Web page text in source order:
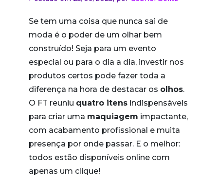
Se tem uma coisa que nunca sai de
moda é o poder de um olhar bem
construído! Seja para um evento
especial ou para o dia a dia, investir nos
produtos certos pode fazer toda a
diferença na hora de destacar os olhos.
O FT reuniu quatro itens indispensáveis
para criar uma maquiagem impactante,
com acabamento profissional e muita
presença por onde passar. E o melhor:
todos estão disponíveis online com
apenas um clique!